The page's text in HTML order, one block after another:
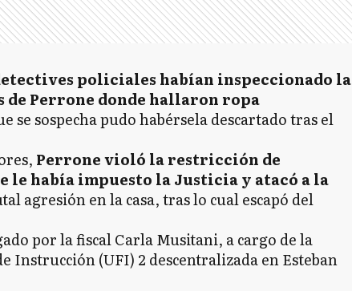
policiales habían inspeccionado la
de Perrone donde hallaron ropa
se sospecha pudo habérsela descartado tras el
Perrone violó la restricción de
le había impuesto la Justicia y atacó a la
agresión en la casa, tras lo cual escapó del
por la fiscal Carla Musitani, a cargo de la
Instrucción (UFI) 2 descentralizada en Esteban